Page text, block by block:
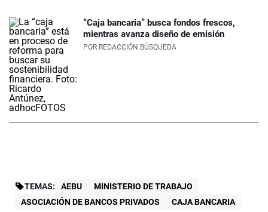
“Caja bancaria” busca fondos frescos,
mientras avanza diseño de emisión
POR REDACCIÓN BÚSQUEDA
TEMAS: AEBU
MINISTERIO DE TRABAJO
ASOCIACIÓN DE BANCOS PRIVADOS
CAJA BANCARIA